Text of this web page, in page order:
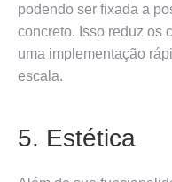
podendo ser fixada a
concreto. Isso reduz os
uma implementação
escala.
5. Estética